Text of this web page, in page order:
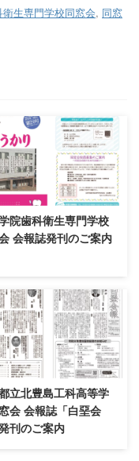
生専門学校同窓会, 同窓
院歯科衛生専門学校
会報誌発刊のご案内
立北豊島工科高等学
会 会報誌「白堊会
刊のご案内